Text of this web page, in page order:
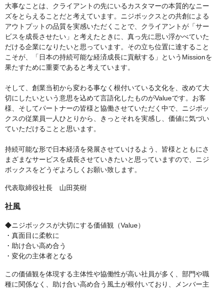
大事なことは、クライアントの先にいるカスタマーの本質的なニー
ズをとらえることだと考えています。ニジボックスとの共創による
アウトプットの品質を実感いただくことで、クライアントが「サー
ビスを成長させたい」と考えたときに、真っ先に思い浮かべていた
だける企業になりたいと思っています。その立ち位置に達すること
こそが、「日本の持続可能な経済成長に貢献する」というMissionを
果たすために重要であると考えています。
そして、創業当初から変わる事なく根付いている文化を、改めて大
切にしたいという意思を込めて言語化したものがValueです。お客
様、そしてパートナーの皆様と協働させていただく中で、ニジボッ
クスの従業員一人ひとりから、きっとそれを実感し、価値に気づい
ていただけることと思います。
持続可能な形で日本経済を発展させていけるよう、皆様とともにさ
まざまなサービスを成長させていきたいと思っていますので、ニジ
ボックスをどうぞよろしくお願い致します。
代表取締役社長 山田英樹
社風
◆ニジボックスが大切にする価値観（Value）
・真面目に柔軟に
・助け合い高め合う
・変化の主体者となる
この価値観を体現する主体性や協働性が高い社員が多く、部門や職
種に関係なく、助け合い高め合う風土が根付いており、メンバー主